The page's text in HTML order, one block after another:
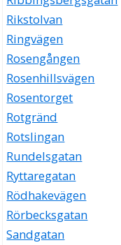
Rikstolvan
Ringvägen
Rosengången
Rosenhillsvägen
Rosentorget
Rotgränd
Rotslingan
Rundelsgatan
Ryttaregatan
Rödhakevägen
Rörbecksgatan
Sandgatan